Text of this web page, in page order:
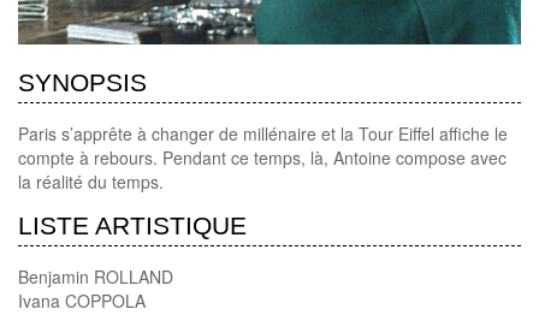
SYNOPSIS
Paris s’apprête à changer de millénaire et la Tour Eiffel affiche le
compte à rebours. Pendant ce temps, là, Antoine compose avec
la réalité du temps.
LISTE ARTISTIQUE
Benjamin ROLLAND
Ivana COPPOLA